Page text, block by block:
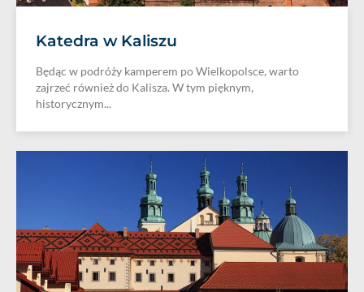
Katedra w Kaliszu
Będąc w podróży kamperem po Wielkopolsce, warto
zajrzeć również do Kalisza. W tym pięknym,
historycznym...